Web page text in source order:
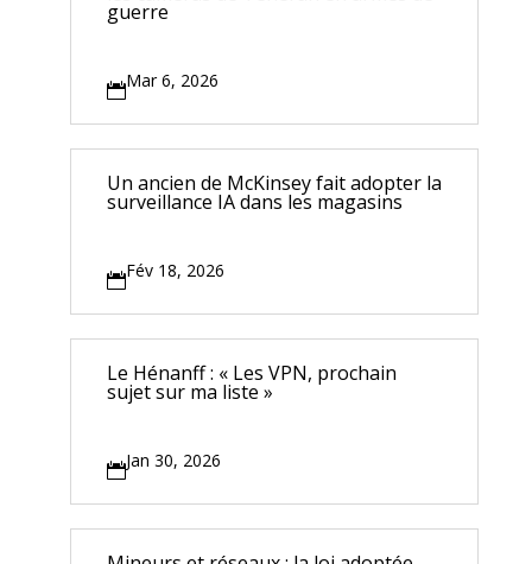
guerre
Mar 6, 2026
Un ancien de McKinsey fait adopter la
surveillance IA dans les magasins
Fév 18, 2026
Le Hénanff : « Les VPN, prochain
sujet sur ma liste »
Jan 30, 2026